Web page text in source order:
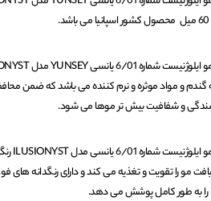
گندم و مواد موثره و نرم کننده می باشد که ضمن
و شفافیت بیش تر موها می شود.
مو را تقویت و تغذیه می کند و دارای رنگدانه
را به طور کامل پوشش می دهد.